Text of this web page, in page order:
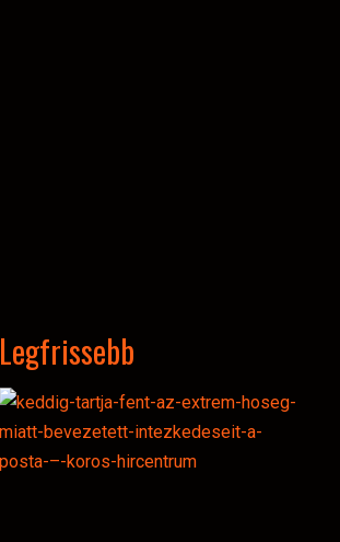
Legfrissebb